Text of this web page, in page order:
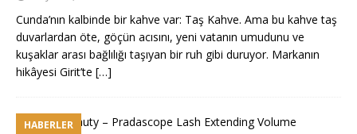
Cunda’nın kalbinde bir kahve var: Taş Kahve. Ama bu kahve taş
duvarlardan öte, göçün acısını, yeni vatanın umudunu ve
kuşaklar arası bağlılığı taşıyan bir ruh gibi duruyor. Markanın
hikâyesi Girit’te […]
HABERLER